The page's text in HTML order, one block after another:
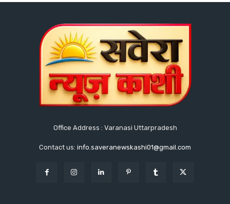
Office Address : Varanasi Uttarpradesh
Contact us: info.saveranewskashi01@gmail.com